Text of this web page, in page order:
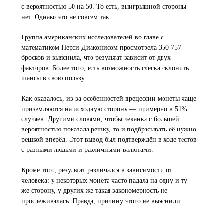
с вероятностью 50 на 50. То есть, выигрышной стороны
нет. Однако это не совсем так.
Группа американских исследователей во главе с
математиком Перси Диаконисом просмотрела 350 757
бросков и выяснила, что результат зависит от двух
факторов. Более того, есть возможность слегка склонить
шансы в свою пользу.
Как оказалось, из-за особенностей прецессии монеты чаще
приземляются на исходную сторону — примерно в 51%
случаев. Другими словами, чтобы чеканка с большей
вероятностью показала решку, то и подбрасывать её нужно
решкой вперёд. Этот вывод был подтверждён в ходе тестов
с разными людьми и различными валютами.
Кроме того, результат различался в зависимости от
человека: у некоторых монета часто падала на одну и ту
же сторону, у других же такая закономерность не
прослеживалась. Правда, причину этого не выяснили.